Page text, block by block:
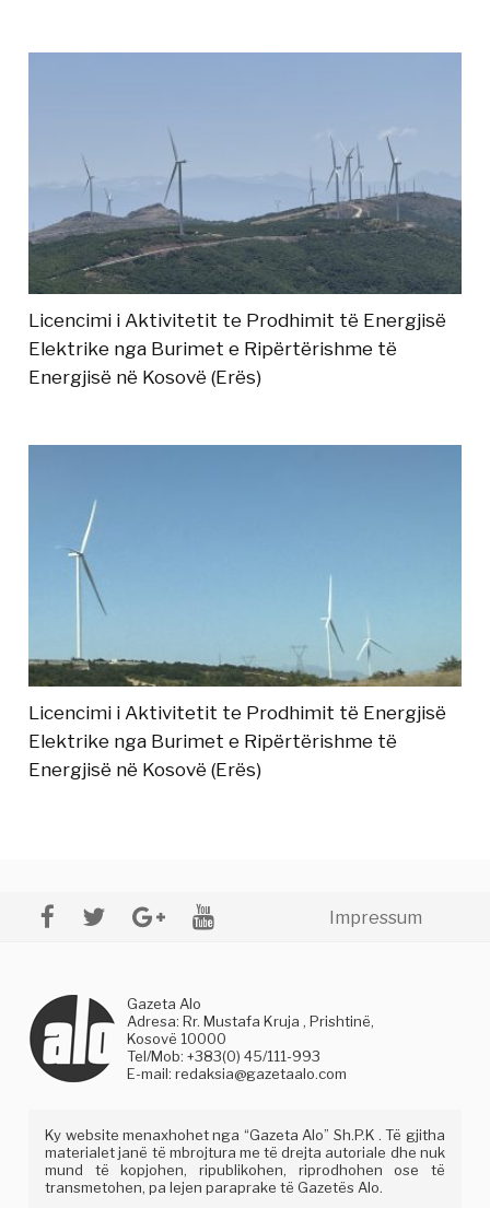
Licencimi i Aktivitetit te Prodhimit të Energjisë
Elektrike nga Burimet e Ripërtërishme të
Energjisë në Kosovë (Erës)
Licencimi i Aktivitetit te Prodhimit të Energjisë
Elektrike nga Burimet e Ripërtërishme të
Energjisë në Kosovë (Erës)
Impressum
Gazeta Alo
Adresa: Rr. Mustafa Kruja , Prishtinë,
Kosovë 10000
Tel/Mob: +383(0) 45/111-993
E-mail:redaksia@gazetaalo.com
Ky website menaxhohet nga “Gazeta Alo” Sh.P.K . Të gjitha
materialet janë të mbrojtura me të drejta autoriale dhe nuk
mund të kopjohen, ripublikohen, riprodhohen ose të
transmetohen, pa lejen paraprake të Gazetës Alo.